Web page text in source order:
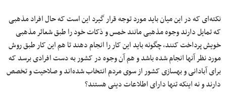
نکته‌ای که در این میان باید مورد توجه قرار گیرد این است که حال افراد مذهبی
که تمایل دارند وجوه مذهبی مانند خمس و ذکات خود را طبق شعائر مذهبی
خویش پرداخت کنند، چگونه باید این کار را انجام دهند تا هم این کار طبق روش
مورد نظر آنها انجام شده باشد و هم آن وجوه در کشور به دست افرادی برسد که
برای آبادانی و بهسازی کشور از سوی مردم انتخاب شده‌اند و صلاحیت و تخصص
دارند و نه اینکه تنها دارای اطلاعات دینی هستند؟